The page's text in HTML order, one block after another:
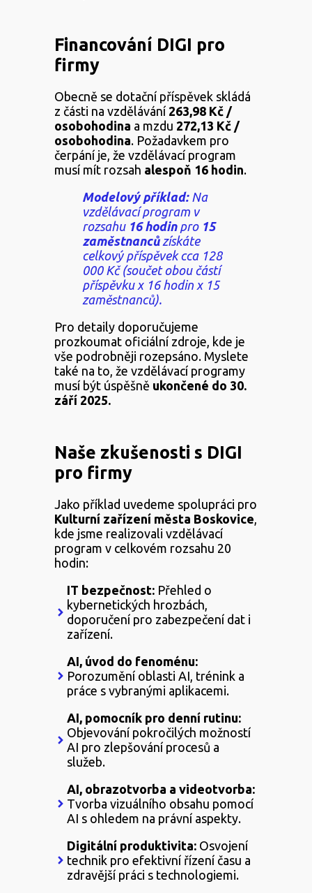
Financování DIGI pro
firmy
Obecně se dotační příspěvek skládá
z části na vzdělávání 263,98 Kč /
osobohodina a mzdu 272,13 Kč /
osobohodina. Požadavkem pro
čerpání je, že vzdělávací program
musí mít rozsah alespoň 16 hodin.
Modelový příklad:Na
vzdělávací program v
rozsahu 16 hodinpro 15
zaměstnancůzískáte
celkový příspěvek cca 128
000 Kč (součet obou částí
příspěvku x 16 hodin x 15
zaměstnanců).
Pro detaily doporučujeme
prozkoumat oficiální zdroje, kde je
vše podrobněji rozepsáno. Myslete
také na to, že vzdělávací programy
musí být úspěšně ukončené do 30.
září 2025.
Naše zkušenosti s DIGI
pro firmy
Jako příklad uvedeme spolupráci pro
Kulturní zařízení města Boskovice
kde jsme realizovali vzdělávací
program v celkovém rozsahu 20
hodin:
IT bezpečnost: Přehled o
kybernetických hrozbách,
doporučení pro zabezpečení dat i
zařízení.
AI, úvod do fenoménu:
Porozumění oblasti AI, trénink a
práce s vybranými aplikacemi.
AI, pomocník pro denní rutinu:
Objevování pokročilých možností
AI pro zlepšování procesů a
služeb.
AI, obrazotvorba a videotvorba:
Tvorba vizuálního obsahu pomocí
AI s ohledem na právní aspekty.
Digitální produktivita: Osvojení
technik pro efektivní řízení času a
zdravější práci s technologiemi.